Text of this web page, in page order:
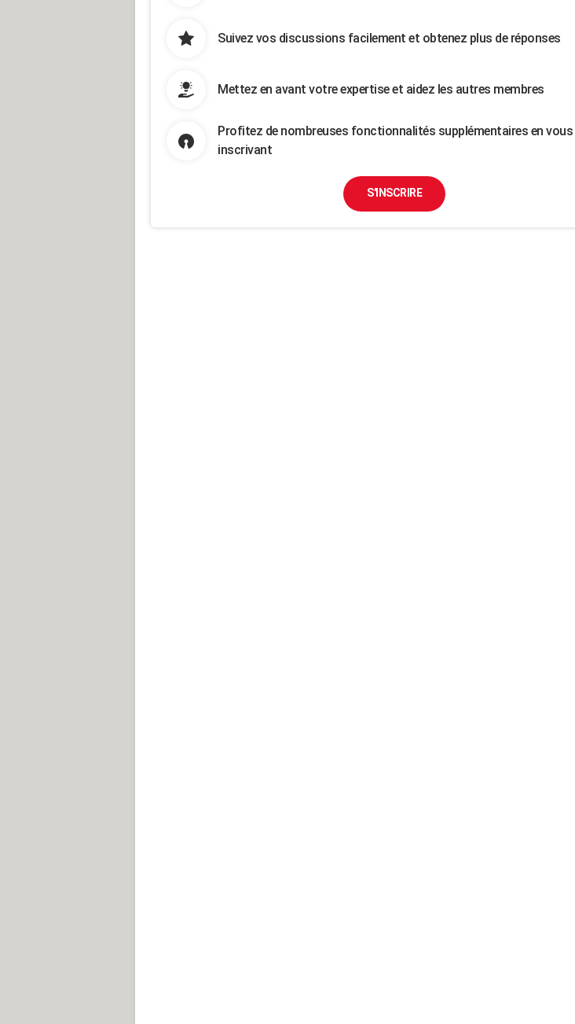
Suivez vos discussions facilement et obtenez plus de réponses
Mettez en avant votre expertise et aidez les autres membres
Profitez de nombreuses fonctionnalités supplémentaires en vous
inscrivant
S'INSCRIRE